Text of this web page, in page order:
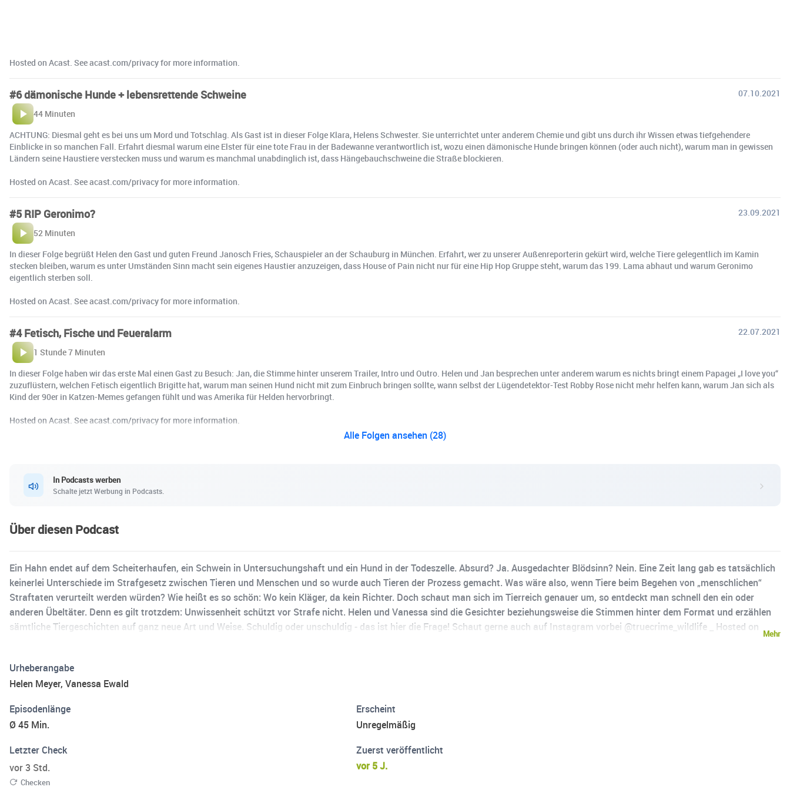
Hosted on Acast. See acast.com/privacy for more information.
#6 dämonische Hunde + lebensrettende Schweine
07.10.2021
44 Minuten
ACHTUNG: Diesmal geht es bei uns um Mord und Totschlag. Als Gast ist in dieser Folge Klara, Helens Schwester. Sie unterrichtet unter anderem Chemie und gibt uns durch ihr Wissen etwas tiefgehendere
Einblicke in so manchen Fall. Erfahrt diesmal warum eine Elster für eine tote Frau in der Badewanne verantwortlich ist, wozu einen dämonische Hunde bringen können (oder auch nicht), warum man in gewissen
Ländern seine Haustiere verstecken muss und warum es manchmal unabdinglich ist, dass Hängebauchschweine die Straße blockieren.
Hosted on Acast. See acast.com/privacy for more information.
#5 RIP Geronimo?
23.09.2021
52 Minuten
In dieser Folge begrüßt Helen den Gast und guten Freund Janosch Fries, Schauspieler an der Schauburg in München. Erfahrt, wer zu unserer Außenreporterin gekürt wird, welche Tiere gelegentlich im Kamin
stecken bleiben, warum es unter Umständen Sinn macht sein eigenes Haustier anzuzeigen, dass House of Pain nicht nur für eine Hip Hop Gruppe steht, warum das 199. Lama abhaut und warum Geronimo
eigentlich sterben soll.
Hosted on Acast. See acast.com/privacy for more information.
#4 Fetisch, Fische und Feueralarm
22.07.2021
1 Stunde 7 Minuten
In dieser Folge haben wir das erste Mal einen Gast zu Besuch: Jan, die Stimme hinter unserem Trailer, Intro und Outro. Helen und Jan besprechen unter anderem warum es nichts bringt einem Papagei „I love you“
zuzuflüstern, welchen Fetisch eigentlich Brigitte hat, warum man seinen Hund nicht mit zum Einbruch bringen sollte, wann selbst der Lügendetektor-Test Robby Rose nicht mehr helfen kann, warum Jan sich als
Kind der 90er in Katzen-Memes gefangen fühlt und was Amerika für Helden hervorbringt.
Hosted on Acast. See acast.com/privacy for more information.
Alle Folgen ansehen (28)
In Podcasts werben
Schalte jetzt Werbung in Podcasts.
Über diesen Podcast
Ein Hahn endet auf dem Scheiterhaufen, ein Schwein in Untersuchungshaft und ein Hund in der Todeszelle. Absurd? Ja. Ausgedachter Blödsinn? Nein. Eine Zeit lang gab es tatsächlich
keinerlei Unterschiede im Strafgesetz zwischen Tieren und Menschen und so wurde auch Tieren der Prozess gemacht. Was wäre also, wenn Tiere beim Begehen von „menschlichen“
Straftaten verurteilt werden würden? Wie heißt es so schön: Wo kein Kläger, da kein Richter. Doch schaut man sich im Tierreich genauer um, so entdeckt man schnell den ein oder
anderen Übeltäter. Denn es gilt trotzdem: Unwissenheit schützt vor Strafe nicht. Helen und Vanessa sind die Gesichter beziehungsweise die Stimmen hinter dem Format und erzählen
sämtliche Tiergeschichten auf ganz neue Art und Weise. Schuldig oder unschuldig - das ist hier die Frage! Schaut gerne auch auf Instagram vorbei @truecrime_wildlife _ Hosted on
Mehr
Urheberangabe
Helen Meyer, Vanessa Ewald
Episodenlänge
Ø 45 Min.
Erscheint
Unregelmäßig
Letzter Check
vor 3 Std.
Checken
Zuerst veröffentlicht
vor 5 J.